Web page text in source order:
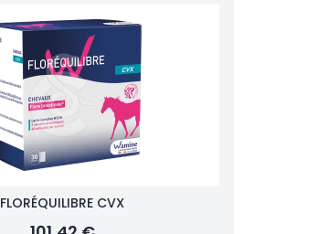
FLORÉQUILIBRE CVX